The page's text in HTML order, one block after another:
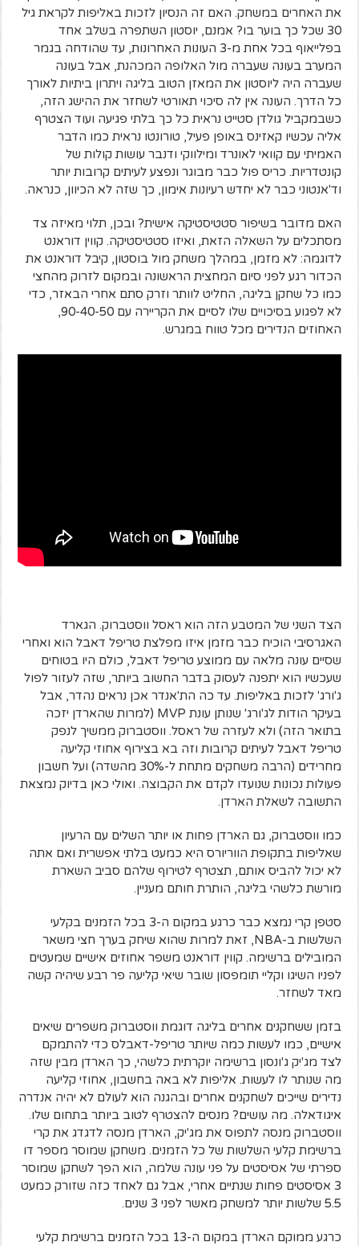
את האחרים במשחק. האם זה הנסיון לזכות באליפות לקראת גיל
30 שכל כך בוער בו? אמנם, יוסטון השתפרה בשלב אחד
בפלייאוף בכל אחת מ-3 העונות האחרונות, עד שהודחה בגמר
המערב בעונה שעברה מול האלופה המכהנת, אבל בעונה
שעברה היה ליוסטון את המאזן הטוב בליגה ויתרון ביתיות לאורך
כל הדרך. העונה אין לה סיכוי תאורטי לשחזר את ההישג הזה,
כשבמקביל גולדן סטייט נראית כל כך בלתי פגיעה ועוד הצטרף
אליה עכשיו קאזינס באופן פעיל, טורונטו נראית כמו הדבר
האמיתי עם קוואי לאונרד ומילווקי ודנבר עושות קולות של
קונטדריות. כריס פול כבר מבוגר ונפצע לעיתים קרובות יותר
וד'אנטוני כבר לא יחדש רעיונות אימון, כך שזה לא הכיוון, כנראה.
האם מדובר בשיפור סטטיסטיקה אישית? ובכן, תלוי מאיזה צד
מסתכלים על השאלה הזאת, ואיזו סטטיסטיקה. קווין דוראנט
לדוגמה: לא מזמן, במהלך משחק מול בוסטון, קיבל דוראנט את
הכדור רגע לפני סיום המחצית הראשונה ובמקום לזרוק מהחצי
כמו כל שחקן בליגה, החליט לוותר וזרק סתם אחרי הבאזר, כדי
לא לפגוע בסיכויים שלו לסיים את הקריירה עם 90-40-50,
האחוזים הנדירים מכל טווח במגרש.
הצד השני של המטבע הזה הוא ראסל ווסטברוק. הגארד
האגרסיבי הוכיח כבר מזמן איזו מפלצת טריפל דאבל הוא ואחרי
שסיים עונה מלאה עם ממוצע טריפל דאבל, כולם היו בטוחים
שעכשיו הוא יתפנה לעסוק בדבר החשוב ביותר, שזה לעזור לפול
ג'ורג' לזכות באליפות. עד כה הת'אנדר אכן נראים נהדר, אבל
בעיקר הודות לג'ורג' שנותן עונת MVP (למרות שהארדן יזכה
בתואר הזה) ולא לעזרה של ראסל. ווסטברוק ממשיך לנפק
טריפל דאבל לעיתים קרובות וזה בא בצירוף אחוזי קליעה
מחרידים (הרבה משחקים מתחת ל-30% מהשדה) ועל חשבון
פעולות נכונות שנועדו לקדם את הקבוצה. ואולי כאן בדיוק נמצאת
התשובה לשאלת הארדן.
כמו ווסטברוק, גם הארדן פחות או יותר השלים עם הרעיון
שאליפות בתקופת הווריורס היא כמעט בלתי אפשרית ואם אתה
לא יכול להביס אותם, תצטרף לטירוף שלהם סביב השארת
מורשת כלשהי בליגה, הותרת חותם מעניין.
סטפן קרי נמצא כבר כרגע במקום ה-3 בכל הזמנים בקלעי
השלשות ב-NBA, זאת למרות שהוא שיחק בערך חצי משאר
המובילים ברשימה. קווין דוראנט משפר אחוזים אישיים שמעטים
לפניו השיגו וקליי תומפסון שובר שיאי קליעה פר רבע שיהיה קשה
מאד לשחזר.
בזמן ששחקנים אחרים בליגה דוגמת ווסטברוק משפרים שיאים
אישיים, כמו לעשות כמה שיותר טריפל-דאבלס כדי להתמקם
לצד מג'יק ג'ונסון ברשימה יוקרתית כלשהי, כך הארדן מבין שזה
מה שנותר לו לעשות. אליפות לא באה בחשבון, אחוזי קליעה
נדירים שייכים לשחקנים אחרים ובהגנה הוא לעולם לא יהיה אנדרה
איגודאלה. מה עושים? מנסים להצטרף לטוב ביותר בתחום שלו.
ווסטברוק מנסה לתפוס את מג'יק, הארדן מנסה לדגדג את קרי
ברשימת קלעי השלשות של כל הזמנים. משחקן שמוסר מספר דו
ספרתי של אסיסטים על פני עונה שלמה, הוא הפך לשחקן שמוסר
3 אסיסטים פחות שנתיים אחרי, אבל גם לאחד כזה שזורק כמעט
5.5 שלשות יותר למשחק מאשר לפני 3 שנים.
כרגע ממוקם הארדן במקום ה-13 בכל הזמנים ברשימת קלעי